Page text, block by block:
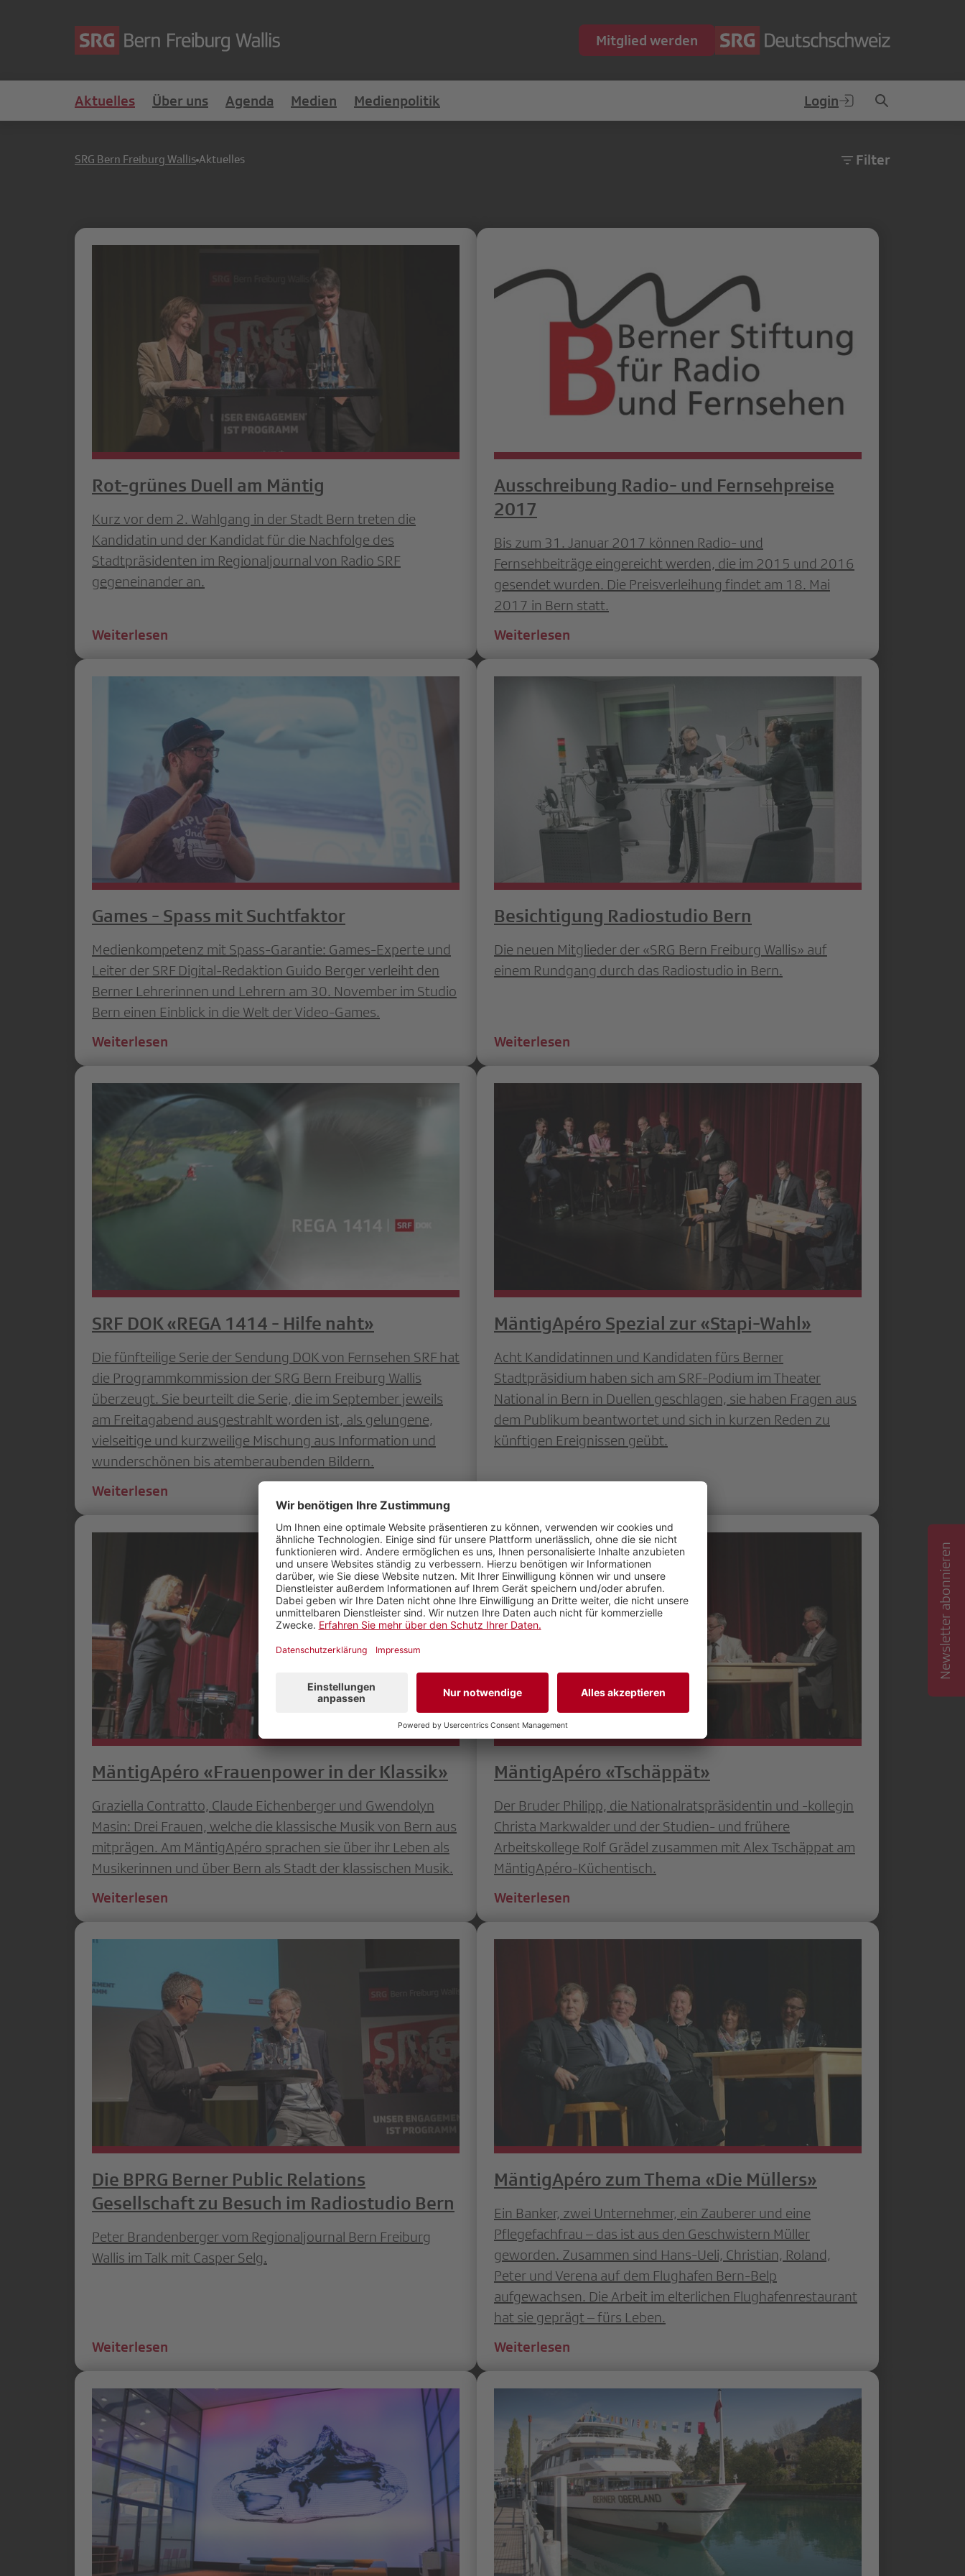
Mitglied werden
Aktuelles Über uns Agenda Medien Medienpolitik Login
SRG Bern Freiburg Wallis Aktuelles Filter
Rot-grünes Duell am Mäntig
Kurz vor dem 2. Wahlgang in der Stadt Bern treten die
Kandidatin und der Kandidat für die Nachfolge des
Stadtpräsidenten im Regionaljournal von Radio SRF
gegeneinander an.
Weiterlesen
Ausschreibung Radio- und Fernsehpreise
2017
Bis zum 31. Januar 2017 können Radio- und
Fernsehbeiträge eingereicht werden, die im 2015 und 2016
gesendet wurden. Die Preisverleihung findet am 18. Mai
2017 in Bern statt.
Weiterlesen
Games - Spass mit Suchtfaktor
Medienkompetenz mit Spass-Garantie: Games-Experte und
Leiter der SRF Digital-Redaktion Guido Berger verleiht den
Berner Lehrerinnen und Lehrern am 30. November im Studio
Bern einen Einblick in die Welt der Video-Games.
Weiterlesen
Besichtigung Radiostudio Bern
Die neuen Mitglieder der «SRG Bern Freiburg Wallis» auf
einem Rundgang durch das Radiostudio in Bern.
Weiterlesen
SRF DOK «REGA 1414 - Hilfe naht»
Die fünfteilige Serie der Sendung DOK von Fernsehen SRF hat
die Programmkommission der SRG Bern Freiburg Wallis
überzeugt. Sie beurteilt die Serie, die im September jeweils
am Freitagabend ausgestrahlt worden ist, als gelungene,
vielseitige und kurzweilige Mischung aus Information und
wunderschönen bis atemberaubenden Bildern.
Weiterlesen
MäntigApéro Spezial zur «Stapi-Wahl»
Acht Kandidatinnen und Kandidaten fürs Berner
Stadtpräsidium haben sich am SRF-Podium im Theater
National in Bern in Duellen geschlagen, sie haben Fragen aus
dem Publikum beantwortet und sich in kurzen Reden zu
künftigen Ereignissen geübt.
MäntigApéro «Frauenpower in der Klassik»
Graziella Contratto, Claude Eichenberger und Gwendolyn
Masin: Drei Frauen, welche die klassische Musik von Bern aus
mitprägen. Am MäntigApéro sprachen sie über ihr Leben als
Musikerinnen und über Bern als Stadt der klassischen Musik.
Weiterlesen
MäntigApéro «Tschäppät»
Der Bruder Philipp, die Nationalratspräsidentin und -kollegin
Christa Markwalder und der Studien- und frühere
Arbeitskollege Rolf Grädel zusammen mit Alex Tschäppat am
MäntigApéro-Küchentisch.
Weiterlesen
Die BPRG Berner Public Relations
Gesellschaft zu Besuch im Radiostudio Bern
Peter Brandenberger vom Regionaljournal Bern Freiburg
Wallis im Talk mit Casper Selg.
Weiterlesen
MäntigApéro zum Thema «Die Müllers»
Ein Banker, zwei Unternehmer, ein Zauberer und eine
Pflegefachfrau – das ist aus den Geschwistern Müller
geworden. Zusammen sind Hans-Ueli, Christian, Roland,
Peter und Verena auf dem Flughafen Bern-Belp
aufgewachsen. Die Arbeit im elterlichen Flughafenrestaurant
hat sie geprägt – fürs Leben.
Weiterlesen
Newsletter abonnieren